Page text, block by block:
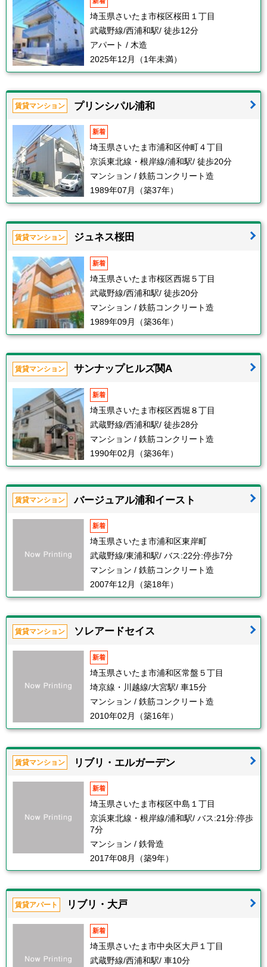
埼玉県さいたま市桜区桜田１丁目
武蔵野線/西浦和駅/ 徒歩12分
アパート / 木造
2025年12月（1年未満）
賃貸マンション プリンシパル浦和
新着
埼玉県さいたま市浦和区仲町４丁目
京浜東北線・根岸線/浦和駅/ 徒歩20分
マンション / 鉄筋コンクリート造
1989年07月（築37年）
賃貸マンション ジュネス桜田
新着
埼玉県さいたま市桜区西堀５丁目
武蔵野線/西浦和駅/ 徒歩20分
マンション / 鉄筋コンクリート造
1989年09月（築36年）
賃貸マンション サンナップヒルズ関A
新着
埼玉県さいたま市桜区西堀８丁目
武蔵野線/西浦和駅/ 徒歩28分
マンション / 鉄筋コンクリート造
1990年02月（築36年）
賃貸マンション バージュアル浦和イースト
新着
埼玉県さいたま市浦和区東岸町
武蔵野線/東浦和駅/ バス:22分:停歩7分
マンション / 鉄筋コンクリート造
2007年12月（築18年）
賃貸マンション ソレアードセイス
新着
埼玉県さいたま市浦和区常盤５丁目
埼京線・川越線/大宮駅/ 車15分
マンション / 鉄筋コンクリート造
2010年02月（築16年）
賃貸マンション リブリ・エルガーデン
新着
埼玉県さいたま市桜区中島１丁目
京浜東北線・根岸線/浦和駅/ バス:21分:停歩
7分
マンション / 鉄骨造
2017年08月（築9年）
賃貸アパート リブリ・大戸
新着
埼玉県さいたま市中央区大戸１丁目
武蔵野線/西浦和駅/ 車10分